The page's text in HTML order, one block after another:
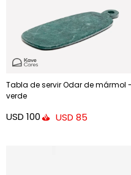
Tabla de servir Odar de mármol -
verde
USD 100 USD 85